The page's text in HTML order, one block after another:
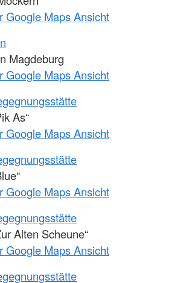
Google Maps Ansicht
Magdeburg
Google Maps Ansicht
As“
Google Maps Ansicht
Google Maps Ansicht
Alten Scheune“
Google Maps Ansicht